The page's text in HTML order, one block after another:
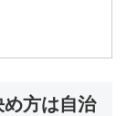
方は自治